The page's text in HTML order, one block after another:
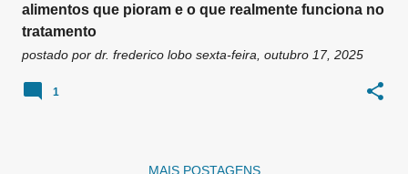
alimentos que pioram e o que realmente funciona no
tratamento
postado por dr. frederico lobo sexta-feira, outubro 17, 2025
1
MAIS POSTAGENS